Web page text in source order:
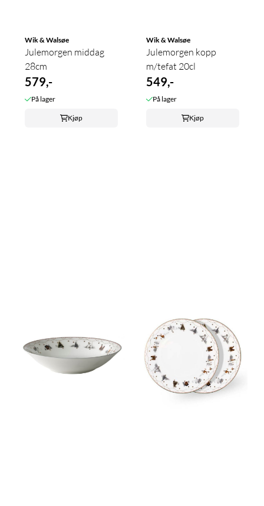
Wik & Walsøe
Julemorgen middag
28cm
579,-
På lager
Kjøp
Wik & Walsøe
Julemorgen kopp
m/tefat 20cl
549,-
På lager
Kjøp